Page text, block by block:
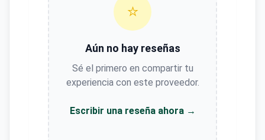
⭐
Aún no hay reseñas
Sé el primero en compartir tu
experiencia con este proveedor.
Escribir una reseña ahora →